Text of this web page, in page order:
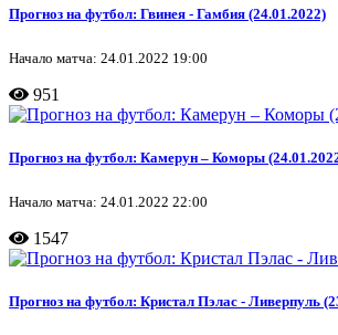
Прогноз на футбол: Гвинея - Гамбия (24.01.2022)
Начало матча: 24.01.2022 19:00
951
Прогноз на футбол: Камерун – Коморы
Начало матча: 24.01.2022 22:00
1547
Прогноз на футбол: Кристал Пэлас - Ливерпуль